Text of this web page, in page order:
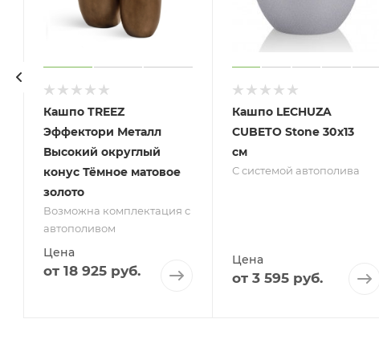
Кашпо TREEZ
Эффектори Металл
Высокий округлый
конус Тёмное матовое
золото
Возможна комплектация с
автополивом
Цена
от 18 925 руб.
Кашпо LECHUZA
CUBETO Stone 30х13
см
С системой автополива
Цена
от 3 595 руб.